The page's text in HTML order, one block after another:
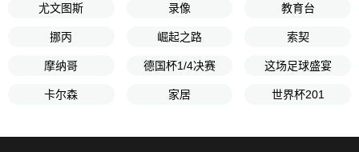
尤文图斯 录像 教育台
挪丙 崛起之路 索契
摩纳哥 德国杯1/4决赛 这场足球盛宴
卡尔森 家居 世界杯201